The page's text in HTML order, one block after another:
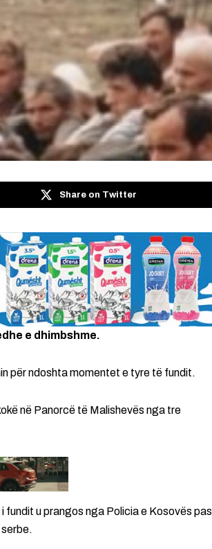
Share on Twitter
e dhimbshme.
për ndoshta momentet e tyre të fundit.
në Panorcë të Malishevës nga tre
fundit u prangos nga Policia e Kosovës pas
serbe.